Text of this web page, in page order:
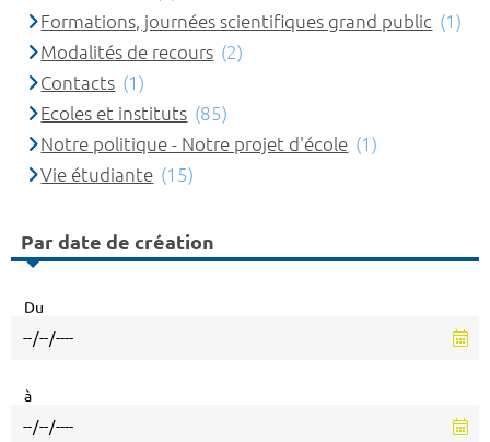
Formations, journées scientifiques grand public (1)
Modalités de recours (2)
Contacts (1)
Ecoles et instituts (85)
Notre politique - Notre projet d'école (1)
Vie étudiante (15)
Par date de création
Du
à